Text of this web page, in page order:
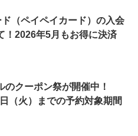
（ペイペイカード）の入会
！2026年5月もお得に決済
のクーポン祭が開催中！
（火）までの予約対象期間